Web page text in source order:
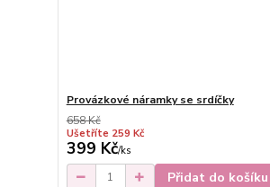
Provázkové náramky se srdíčky
658 Kč
Ušetříte 259 Kč
399 Kč/ks
Přidat do košíku